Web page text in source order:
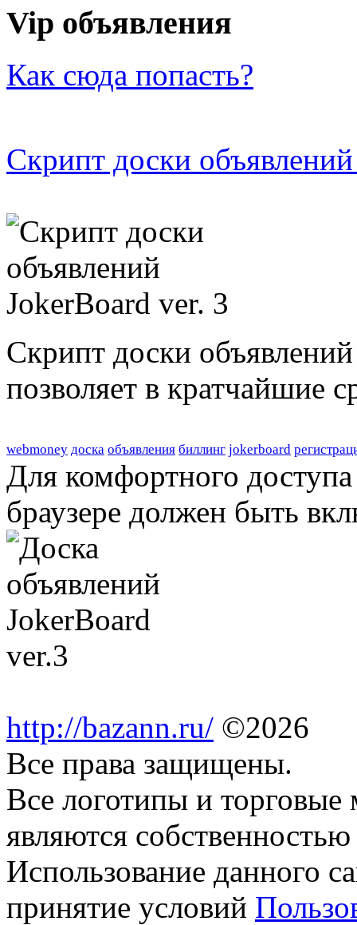
Vip объявления
Как сюда попасть?
Скрипт доски
Скрипт доски
позволяет в кратчайшие
webmoney доска объявления биллинг jokerboard
Для комфортного
браузере должен быть
http://bazann.ru/ ©2026
Все права защищены.
Все логотипы и торговые
являются
Использование данного
принятие условий